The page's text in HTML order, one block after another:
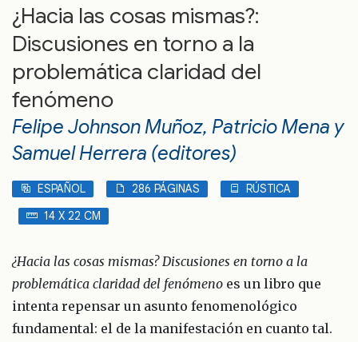
¿Hacia las cosas mismas?:
Discusiones en torno a la
problemática claridad del
fenómeno
Felipe Johnson Muñoz, Patricio Mena y
Samuel Herrera (editores)
ESPAÑOL 286 PÁGINAS
RÚSTICA
14 X 22 CM
¿Hacia las cosas mismas? Discusiones en torno a la
problemática claridad del fenómeno es un libro que
intenta repensar un asunto fenomenológico
fundamental: el de la manifestación en cuanto tal.